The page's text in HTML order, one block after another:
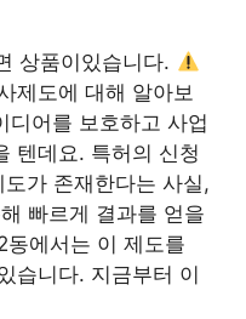
상품이있습니다.
제도에 대해 알아보
디어를 보호하고 사업
텐데요. 특허의 신청
도가 존재한다는 사실,
빠르게 결과를 얻을
에서는 이 제도를
습니다. 지금부터 이